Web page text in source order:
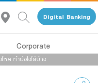
Digital Banking
Corporate
ล ทำยังไงได้บ้าง